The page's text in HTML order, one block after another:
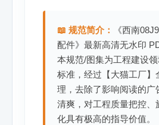
📖 规范简介：
《西南
配件》最新高清无水印
本规范/图集为工程建设
标准，经过【大猫工厂】
理，去除了影响阅读的广
清爽，对工程质量把控、
化具有极高的指导价值。